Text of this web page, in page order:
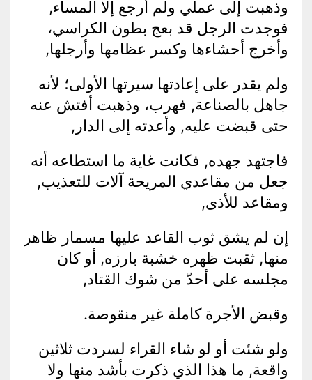
وذهبت إلى عملي ولم أرجع إلا المساء,
فوجدت الرجل قد بعج بطون الكراسي،
وأخرج أحشاءها وكسر عظامها وأرجلها,
ولم يقدر على إعادتها سيرتها الأولى؛ لأنه
جاهل بالصناعة, فهرب، وذهبت أفتش عنه
حتى قبضت عليه, وأعدته إلى الدار,
فاجتهد جهده, فكانت غاية ما استطاعه أنه
جعل من مقاعدي المريحة آلات للتعذيب,
ومقاعد للأذى,
إن لم يشق ثوب القاعد عليها مسمار ظاهر
منها, ثقبت ظهره خشبة بارزه, أو كان
مجلسه على أحدّ من شوك القتاد,
وقبض الأجرة كاملة غير منقوصة.
ولو شئت أو لو شاء القراء لسردت ثلاثين
واقعة, ما هذا الذي ذكرت بأشد منها ولا